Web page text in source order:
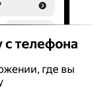
с телефона
где вы